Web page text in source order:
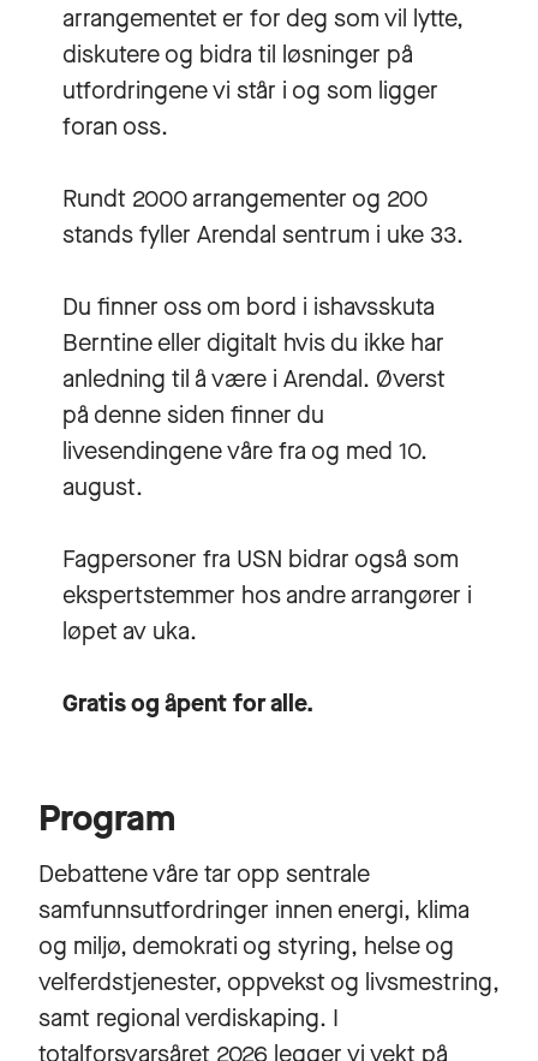
arrangementet er for deg som vil lytte,
diskutere og bidra til løsninger på
utfordringene vi står i og som ligger
foran oss.
Rundt 2000 arrangementer og 200
stands fyller Arendal sentrum i uke 33.
Du finner oss om bord i ishavsskuta
Berntine eller digitalt hvis du ikke har
anledning til å være i Arendal. Øverst
på denne siden finner du
livesendingene våre fra og med 10.
august.
Fagpersoner fra USN bidrar også som
ekspertstemmer hos andre arrangører i
løpet av uka.
Gratis og åpent for alle.
Program
Debattene våre tar opp sentrale
samfunnsutfordringer innen energi, klima
og miljø, demokrati og styring, helse og
velferdstjenester, oppvekst og livsmestring,
samt regional verdiskaping. I
totalforsvarsåret 2026 legger vi vekt på